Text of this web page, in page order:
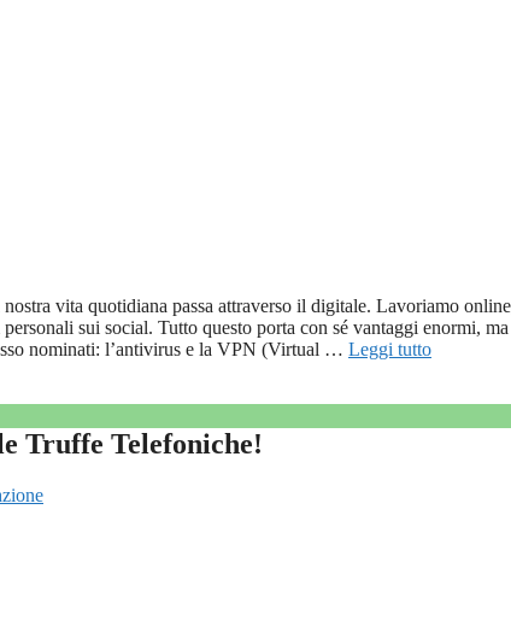
vita quotidiana passa attraverso il digitale. Lavoriamo
sui social. Tutto questo porta con sé vantaggi enormi,
nominati: l’antivirus e la VPN (Virtual … Leggi tutto
Truffe Telefoniche!